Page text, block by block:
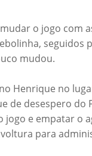
o jogo com
seguidos
mudou.
Henrique no
de desespero do
jogo e empatar o
para